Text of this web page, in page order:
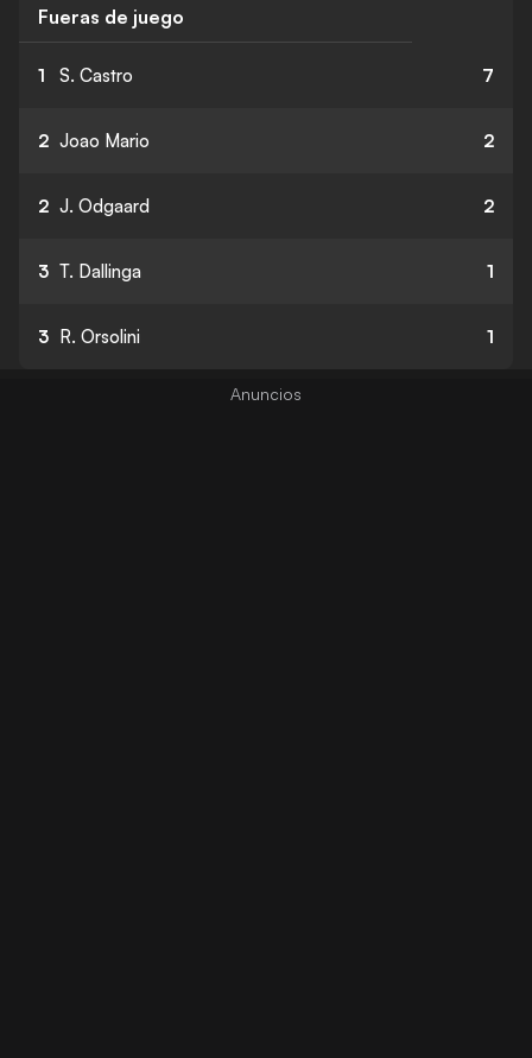
Fueras de juego
1 S. Castro 7
2 Joao Mario 2
2 J. Odgaard 2
3 T. Dallinga 1
3 R. Orsolini 1